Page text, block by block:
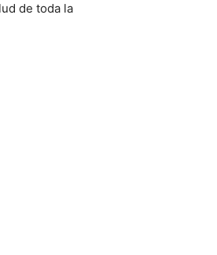
de toda la